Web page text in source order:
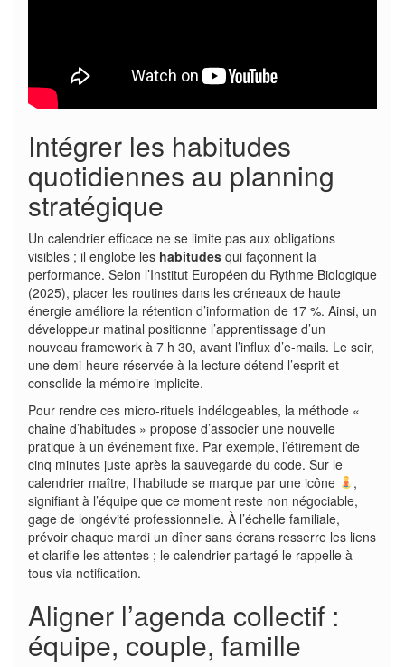
Intégrer les habitudes
quotidiennes au planning
stratégique
Un calendrier efficace ne se limite pas aux obligations
visibles ; il englobe les habitudes qui façonnent la
performance. Selon l’Institut Européen du Rythme Biologique
(2025), placer les routines dans les créneaux de haute
énergie améliore la rétention d’information de 17 %. Ainsi, un
développeur matinal positionne l’apprentissage d’un
nouveau framework à 7 h 30, avant l’influx d’e-mails. Le soir,
une demi-heure réservée à la lecture détend l’esprit et
consolide la mémoire implicite.
Pour rendre ces micro-rituels indélogeables, la méthode «
chaine d’habitudes » propose d’associer une nouvelle
pratique à un événement fixe. Par exemple, l’étirement de
cinq minutes juste après la sauvegarde du code. Sur le
calendrier maître, l’habitude se marque par une icône
,
signifiant à l’équipe que ce moment reste non négociable,
gage de longévité professionnelle. À l’échelle familiale,
prévoir chaque mardi un dîner sans écrans resserre les liens
et clarifie les attentes ; le calendrier partagé le rappelle à
tous via notification.
Aligner l’agenda collectif :
équipe, couple, famille